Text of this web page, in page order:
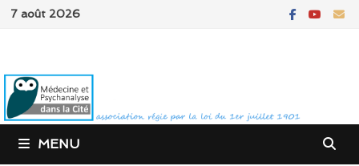
Passer
7 août 2026
MENU